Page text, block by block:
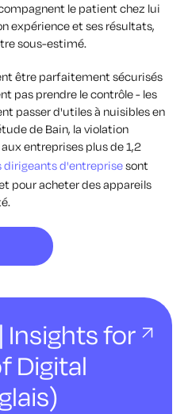
le patient chez lui
expérience et ses résultats,
sous-estimé.
être parfaitement sécurisés
pas prendre le contrôle - les
passer d'utiles à nuisibles en
de Bain, la violation
entreprises plus de 1,2
dirigeants d'entreprisesont
pour acheter des appareils
Insights for
Digital